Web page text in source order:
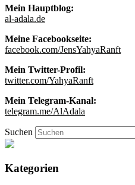
Mein Hauptblog:
al-adala.de
Meine Facebookseite:
facebook.com/JensYahyaRanft
Mein Twitter-Profil:
twitter.com/YahyaRanft
Mein Telegram-Kanal:
telegram.me/AlAdala
Suchen
Kategorien